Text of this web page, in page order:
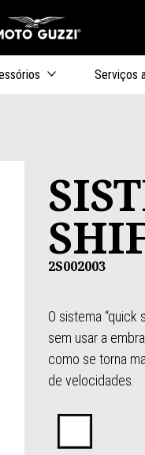
Serviços
2S002003
O sistema
sem usar a
como se torna
de velocidades.